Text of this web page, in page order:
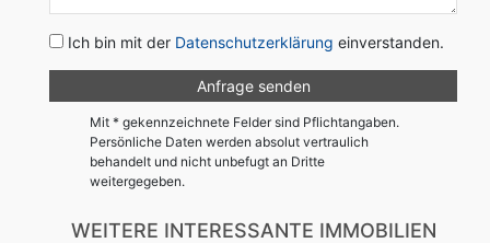
Ich bin mit der Datenschutzerklärung einverstanden.
Mit * gekennzeichnete Felder sind Pflichtangaben.
Persönliche Daten werden absolut vertraulich
behandelt und nicht unbefugt an Dritte
weitergegeben.
WEITERE INTERESSANTE IMMOBILIEN